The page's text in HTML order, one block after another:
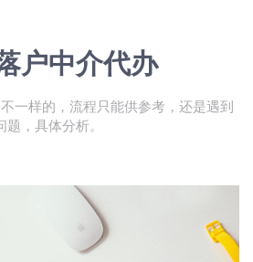
户中介代办
一样的，流程只能供参考，还是遇到
题，具体分析。